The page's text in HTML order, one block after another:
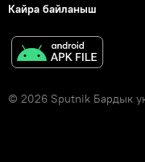
Кайра байланыш
© 2026 Sputnik Бардык